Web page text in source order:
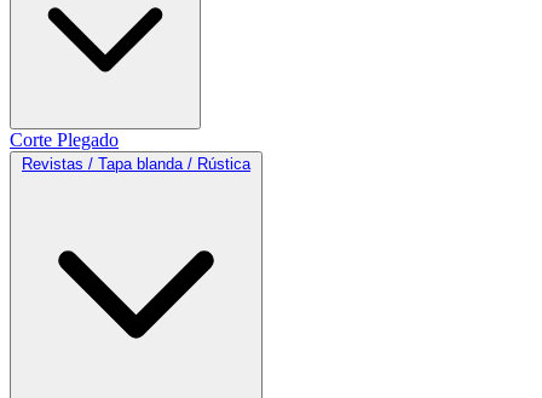
Corte Plegado
Revistas / Tapa blanda / Rústica